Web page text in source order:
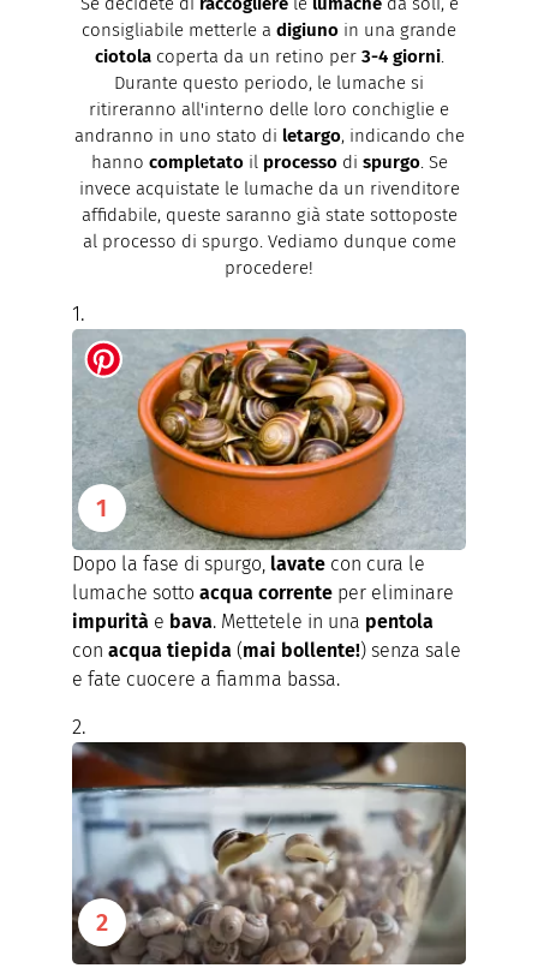
consigliabile metterle a digiuno in una grande
ciotolacoperta da un retino per 3-4 giorni.
Durante questo periodo, le lumache si
ritireranno all'interno delle loro conchiglie e
andranno in uno stato di letargo, indicando che
hanno completatoil processodi spurgo. Se
invece acquistate le lumache da un rivenditore
affidabile, queste saranno già state sottoposte
al processo di spurgo. Vediamo dunque come
procedere!
Dopo la fase di spurgo, lavate con cura le
lumache sotto acqua corrente per eliminare
impurità e bava. Mettetele in una pentola
con acqua tiepida (mai bollente!) senza sale
e fate cuocere a fiamma bassa.